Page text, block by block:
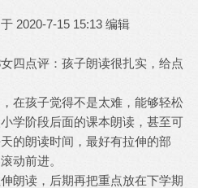
2020-7-15 15:13 编辑
四点评：孩子朗读很扎实，给点
在孩子觉得不是太难，能够轻松
学阶段后面的课本朗读，甚至可
的朗读时间，最好有拉伸的部
动前进。
朗读，后期再把重点放在下学期